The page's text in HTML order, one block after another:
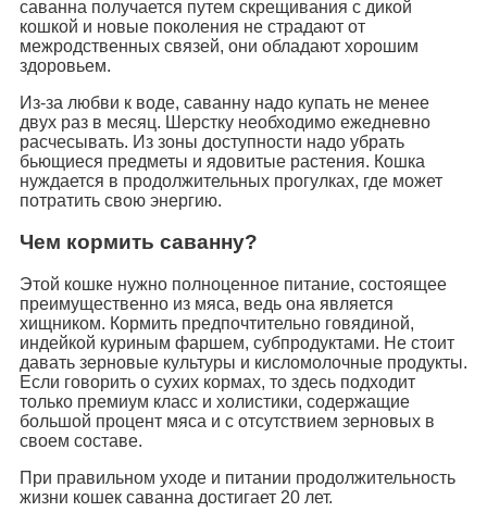
саванна получается путем скрещивания с дикой
кошкой и новые поколения не страдают от
межродственных связей, они обладают хорошим
здоровьем.
Из-за любви к воде, саванну надо купать не менее
двух раз в месяц. Шерстку необходимо ежедневно
расчесывать. Из зоны доступности надо убрать
бьющиеся предметы и ядовитые растения. Кошка
нуждается в продолжительных прогулках, где может
потратить свою энергию.
Чем кормить саванну?
Этой кошке нужно полноценное питание, состоящее
преимущественно из мяса, ведь она является
хищником. Кормить предпочтительно говядиной,
индейкой куриным фаршем, субпродуктами. Не стоит
давать зерновые культуры и кисломолочные продукты.
Если говорить о сухих кормах, то здесь подходит
только премиум класс и холистики, содержащие
большой процент мяса и с отсутствием зерновых в
своем составе.
При правильном уходе и питании продолжительность
жизни кошек саванна достигает 20 лет.